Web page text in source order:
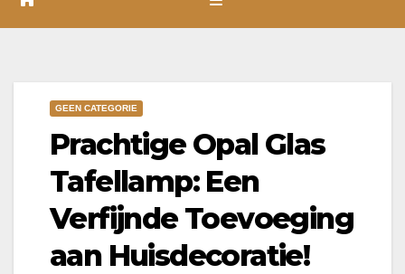
GEEN CATEGORIE
Prachtige Opal Glas
Tafellamp: Een
Verfijnde Toevoeging
aan Huisdecoratie!